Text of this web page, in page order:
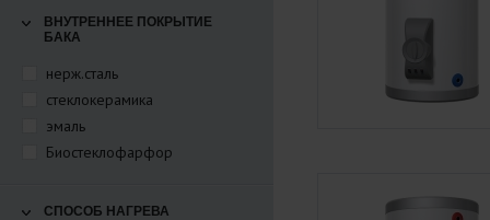
ВНУТРЕННЕЕ ПОКРЫТИЕ
БАКА
нерж.сталь
стеклокерамика
эмаль
Биостеклофарфор
СПОСОБ НАГРЕВА